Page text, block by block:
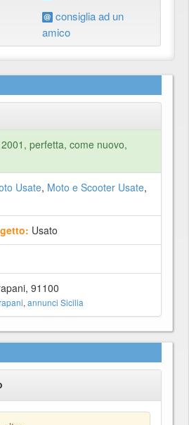
consiglia ad un
amico
perfetta, come nuovo,
Usate, Moto e Scooter Usate,
Usato
91100
, annunci Sicilia